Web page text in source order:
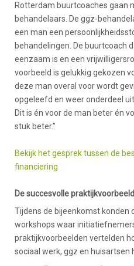
Rotterdam buurtcoaches gaan
behandelaars. De ggz-
een man een
behandelingen. De buurtcoach
eenzaam is en een
voorbeeld is gelukkig gekozen
deze man overal voor wordt
opgeleefd en weer onderdeel
Dit is én voor de man beter én
stuk beter.”
Bekijk het gesprek tussen de
financiering
De succesvolle
Tijdens de bijeenkomst konden
workshops waar
praktijkvoorbeelden vertelden
sociaal werk, ggz en huisartsen